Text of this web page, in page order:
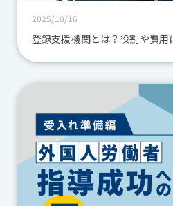
2025/10/16
登録支援機関とは？役割や費